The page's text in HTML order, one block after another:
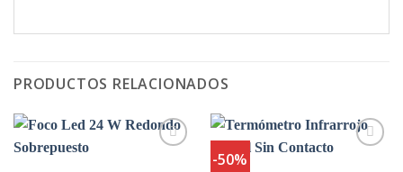
PRODUCTOS RELACIONADOS
-50%